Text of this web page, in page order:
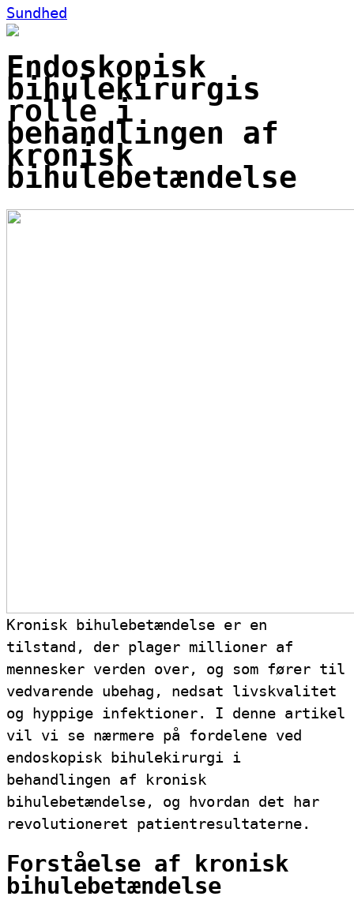
Sundhed
Endoskopisk
bihulekirurgis
rolle i
behandlingen af
kronisk
bihulebetændelse
Kronisk bihulebetændelse er en
tilstand, der plager millioner af
mennesker verden over, og som fører til
vedvarende ubehag, nedsat livskvalitet
og hyppige infektioner. I denne artikel
vil vi se nærmere på fordelene ved
endoskopisk bihulekirurgi i
behandlingen af kronisk
bihulebetændelse, og hvordan det har
revolutioneret patientresultaterne.
Forståelse af kronisk
bihulebetændelse